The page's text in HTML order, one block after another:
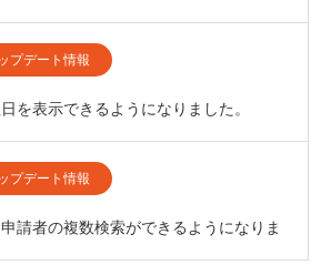
プデート情報
を表示できるようになりました。
プデート情報
請者の複数検索ができるようになりま